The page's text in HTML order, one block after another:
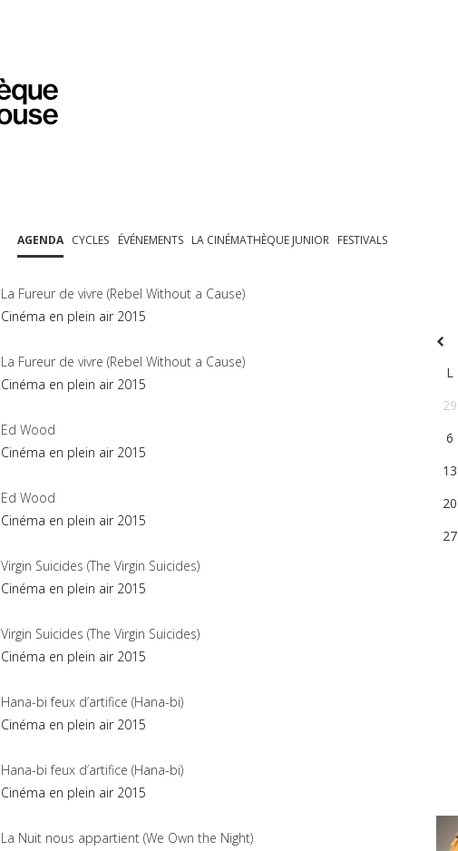
AGENDA CYCLES ÉVÉNEMENTS LA CINÉMATHÈQUE JUNIOR FESTIVALS
La Fureur de vivre (Rebel Without a Cause)
Cinéma en plein air 2015
La Fureur de vivre (Rebel Without a Cause)
Cinéma en plein air 2015
Ed Wood
Cinéma en plein air 2015
Ed Wood
Cinéma en plein air 2015
Virgin Suicides (The Virgin Suicides)
Cinéma en plein air 2015
Virgin Suicides (The Virgin Suicides)
Cinéma en plein air 2015
Hana-bi feux d’artifice (Hana-bi)
Cinéma en plein air 2015
Hana-bi feux d’artifice (Hana-bi)
Cinéma en plein air 2015
La Nuit nous appartient (We Own the Night)
L
29
6
13
20
27